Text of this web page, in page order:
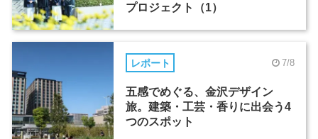
プロジェクト（1）
レポート 7/8
五感でめぐる、金沢デザイン
旅。建築・工芸・香りに出会う4
つのスポット